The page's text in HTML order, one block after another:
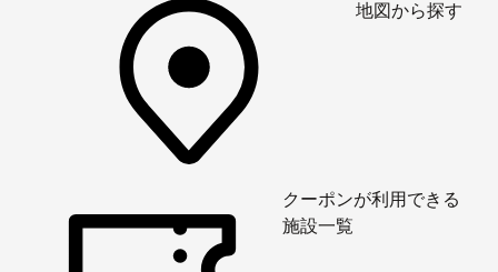
地図から探す
クーポンが利用できる
施設一覧